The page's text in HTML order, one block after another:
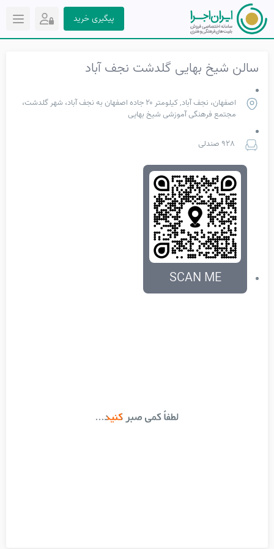
پیگیری خرید
سالن شیخ بهایی گلدشت نجف آباد
اصفهان، نجف آباد, کیلومتر ۲۰ جاده اصفهان به نجف آباد، شهر گلدشت،
مجتمع فرهنگی آموزشی شیخ بهایی
928 صندلی
SCAN ME